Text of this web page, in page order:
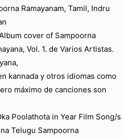
Ramayanam, Tamil, Indru
cover of Sampoorna
Vol. 1. de Varios Artistas.
kannada y otros idiomas como
máximo de canciones son
Poolathota in Year Film Song/s
Telugu Sampoorna